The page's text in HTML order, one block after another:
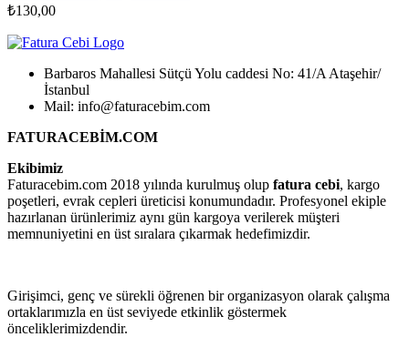
₺130,00
Barbaros Mahallesi Sütçü Yolu caddesi No: 41/A Ataşehir/
İstanbul
Mail: info@faturacebim.com
FATURACEBİM.COM
Ekibimiz
Faturacebim.com 2018 yılında kurulmuş olup fatura cebi, kargo
poşetleri, evrak cepleri üreticisi konumundadır. Profesyonel ekiple
hazırlanan ürünlerimiz aynı gün kargoya verilerek müşteri
memnuniyetini en üst sıralara çıkarmak hedefimizdir.
Girişimci, genç ve sürekli öğrenen bir organizasyon olarak çalışma
ortaklarımızla en üst seviyede etkinlik göstermek
önceliklerimizdendir.